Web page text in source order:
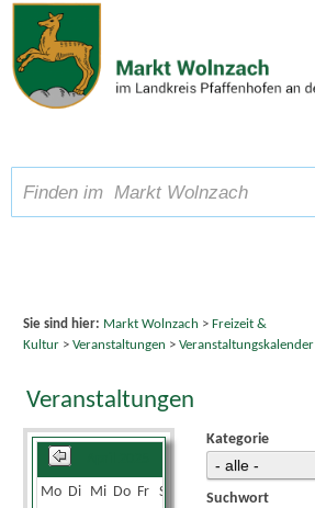
Zum Inhalt,zur Navigation
Schriftgröße A A A
Sie sind hier: Markt Wolnzach > Freizeit &
Kultur> Veranstaltungen > Veranstaltungskalender
Veranstaltungen
Mo Di Mi Do Fr Sa
Kategorie
Suchwort